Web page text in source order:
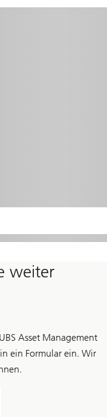
weiter
Asset Management
ein Formular ein. Wir